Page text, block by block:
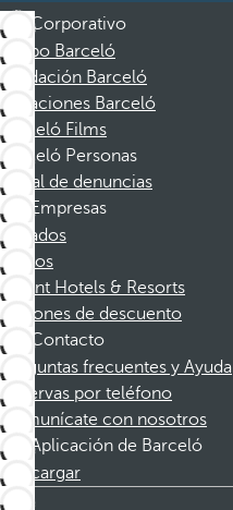
Corporativo
Grupo Barceló
Fundación Barceló
Vacaciones Barceló
Barceló Films
Barceló Personas
Canal de denuncias
Empresas
Afiliados
Socios
Dorint Hotels & Resorts
Cupones de descuento
Contacto
Preguntas frecuentes y Ayuda
Reservas por teléfono
Comunícate con nosotros
Aplicación de Barceló
Descargar